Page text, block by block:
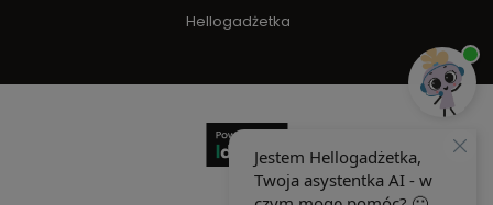
Hellogadżetka